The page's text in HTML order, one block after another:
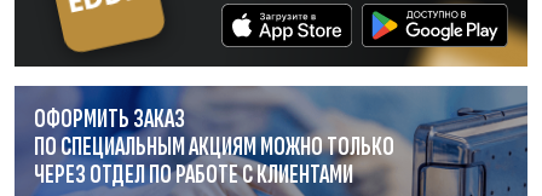
ОФОРМИТЬ ЗАКАЗ
ПО СПЕЦИАЛЬНЫМ АКЦИЯМ МОЖНО ТОЛЬКО
ЧЕРЕЗ ОТДЕЛПО РАБОТЕС КЛИЕНТАМИ